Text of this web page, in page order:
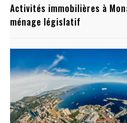
Activités immobilières à
ménage législatif